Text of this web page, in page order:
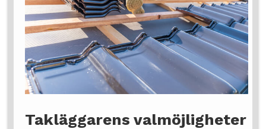
Takläggarens valmöjligheter